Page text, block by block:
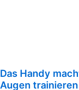
Das Handy
Augen trainieren